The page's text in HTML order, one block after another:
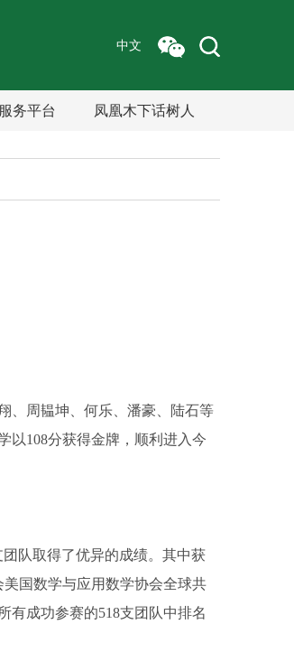
中文
服务平台 凤凰木下话树人
、周韫坤、何乐、潘豪、陆石等
以108分获得金牌，顺利进入今
队取得了优异的成绩。其中获
国数学与应用数学协会全球共
有成功参赛的518支团队中排名